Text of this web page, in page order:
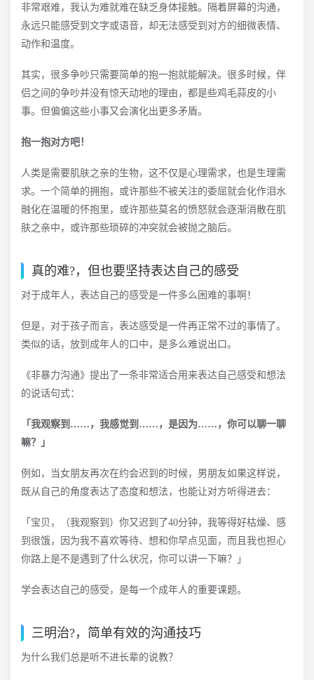
非常艰难，我认为难就难在缺乏身体接触。隔着屏幕的沟通，
永远只能感受到文字或语音，却无法感受到对方的细微表情、
动作和温度。
其实，很多争吵只需要简单的抱一抱就能解决。很多时候，伴
侣之间的争吵并没有惊天动地的理由，都是些鸡毛蒜皮的小
事。但偏偏这些小事又会演化出更多矛盾。
抱一抱对方吧！
人类是需要肌肤之亲的生物，这不仅是心理需求，也是生理需
求。一个简单的拥抱，或许那些不被关注的委屈就会化作泪水
融化在温暖的怀抱里，或许那些莫名的愤怒就会逐渐消散在肌
肤之亲中，或许那些琐碎的冲突就会被抛之脑后。
真的难?，但也要坚持表达自己的感受
对于成年人，表达自己的感受是一件多么困难的事啊！
但是，对于孩子而言，表达感受是一件再正常不过的事情了。
类似的话，放到成年人的口中，是多么难说出口。
《非暴力沟通》提出了一条非常适合用来表达自己感受和想法
的说话句式：
「我观察到……，我感觉到……，是因为……，你可以聊一聊
嘛？」
例如，当女朋友再次在约会迟到的时候，男朋友如果这样说，
既从自己的角度表达了态度和想法，也能让对方听得进去：
「宝贝，（我观察到）你又迟到了40分钟，我等得好枯燥、感
到很饿，因为我不喜欢等待、想和你早点见面，而且我也担心
你路上是不是遇到了什么状况，你可以讲一下嘛？」
学会表达自己的感受，是每一个成年人的重要课题。
三明治?，简单有效的沟通技巧
为什么我们总是听不进长辈的说教？